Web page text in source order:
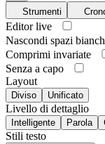
Strumenti
Editor live
Nascondi spazi
Comprimi invariate
Senza a capo
Layout
Diviso Unificato
Livello di dettaglio
Intelligente Parola
Stili testo